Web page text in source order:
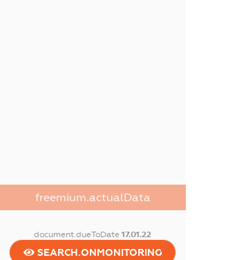
freemium.actualData
document.dueToDate17.01.22
SEARCH.ONMONITORING